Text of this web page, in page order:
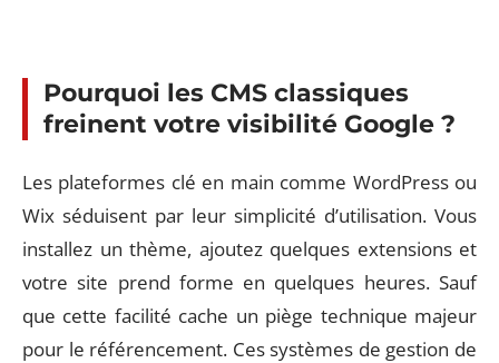
Pourquoi les CMS classiques
freinent votre visibilité Google ?
Les plateformes clé en main comme WordPress ou
Wix séduisent par leur simplicité d’utilisation. Vous
installez un thème, ajoutez quelques extensions et
votre site prend forme en quelques heures. Sauf
que cette facilité cache un piège technique majeur
pour le référencement. Ces systèmes de gestion de